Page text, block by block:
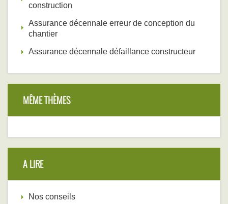
construction
Assurance décennale erreur de conception du
chantier
Assurance décennale défaillance constructeur
MÊME THÈMES
A LIRE
Nos conseils